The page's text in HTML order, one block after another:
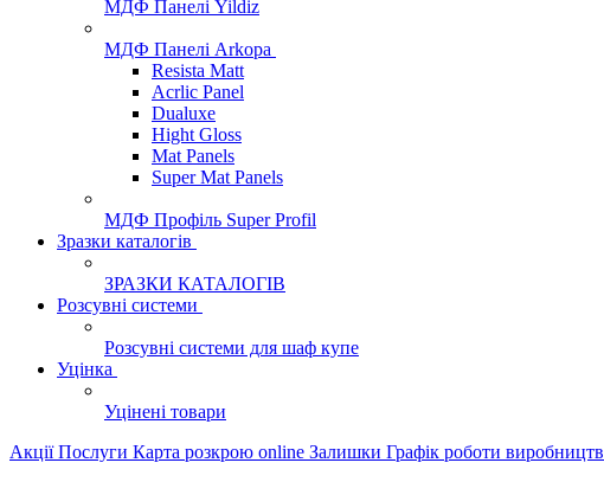
МДФ Панелі Yildiz
МДФ Панелі Arkopa
Resista Matt
Acrlic Panel
Dualuxe
Hight Gloss
Mat Panels
Super Mat Panels
МДФ Профіль Super Profil
Зразки каталогів
ЗРАЗКИ КАТАЛОГІВ
Розсувні системи
Розсувні системи для шаф купе
Уцінка
Уцінені товари
Акції Послуги Карта розкрою online Залишки Графік роботи виробництв